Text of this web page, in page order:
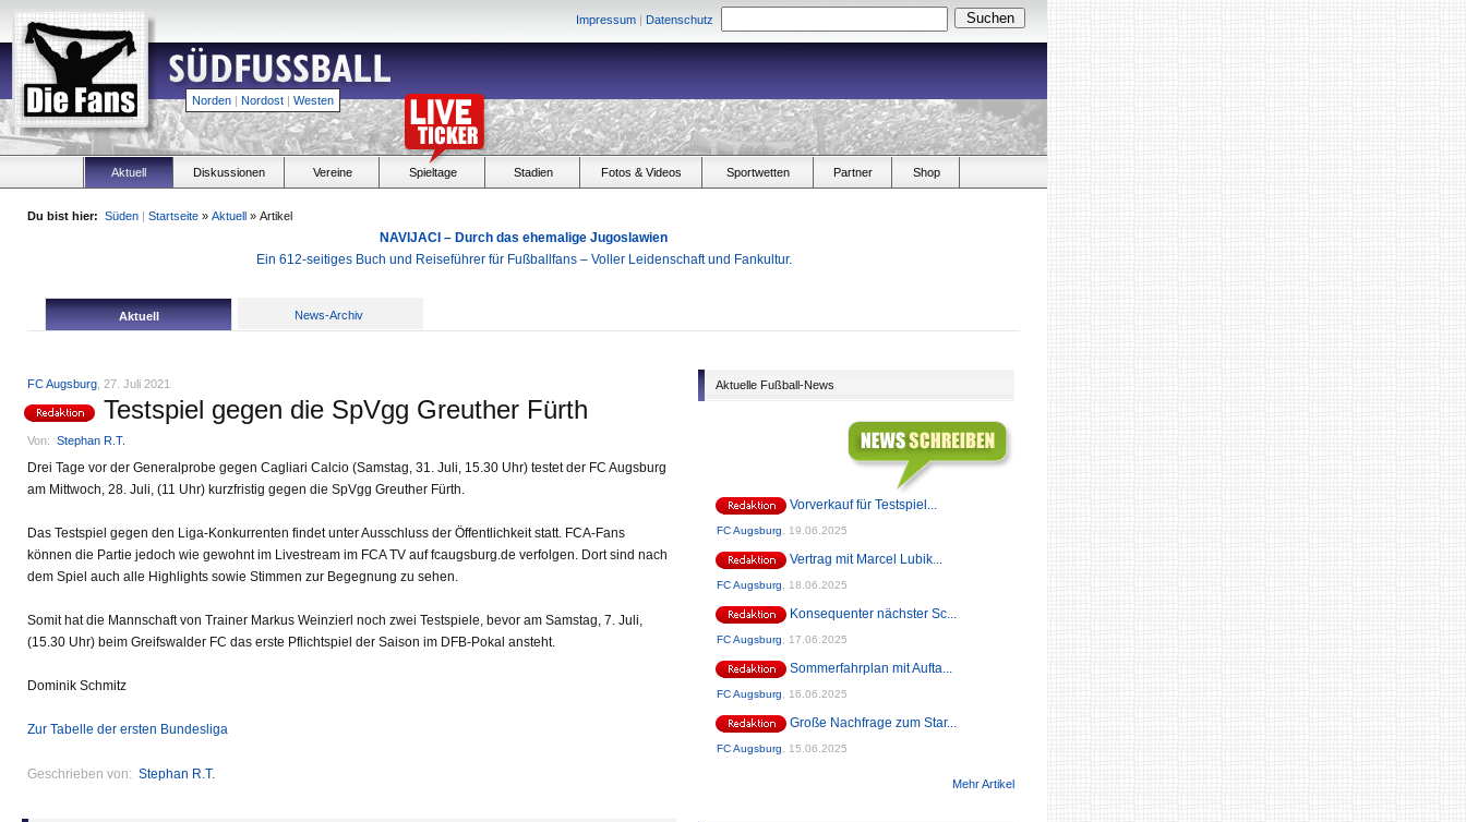
Impressum | Datenschutz
Norden | Nordost | Westen
Aktuell Diskussionen Vereine Spieltage Stadien Fotos & Videos Sportwetten Partner Shop
Du bist hier: Süden | Startseite » Aktuell » Artikel
NAVIJACI – Durch das ehemalige Jugoslawien
Ein 612-seitiges Buch und Reiseführer für Fußballfans – Voller Leidenschaft und Fankultur.
Aktuell News-Archiv
FC Augsburg , 27. Juli 2021
Testspiel gegen die SpVgg Greuther Fürth
Von: Stephan R.T.
Drei Tage vor der Generalprobe gegen Cagliari Calcio (Samstag, 31. Juli, 15.30 Uhr) testet der FC Augsburg
am Mittwoch, 28. Juli, (11 Uhr) kurzfristig gegen die SpVgg Greuther Fürth.
Das Testspiel gegen den Liga-Konkurrenten findet unter Ausschluss der Öffentlichkeit statt. FCA-Fans
können die Partie jedoch wie gewohnt im Livestream im FCA TV auf fcaugsburg.de verfolgen. Dort sind nach
dem Spiel auch alle Highlights sowie Stimmen zur Begegnung zu sehen.
Somit hat die Mannschaft von Trainer Markus Weinzierl noch zwei Testspiele, bevor am Samstag, 7. Juli,
(15.30 Uhr) beim Greifswalder FC das erste Pflichtspiel der Saison im DFB-Pokal ansteht.
Dominik Schmitz
Zur Tabelle der ersten Bundesliga
Geschrieben von: Stephan R.T.
Aktuelle Fußball-News
Vorverkauf für Testspiel...
FC Augsburg 19.06.2025
Vertrag mit Marcel Lubik...
FC Augsburg 18.06.2025
Konsequenter nächster Sc...
FC Augsburg 17.06.2025
Sommerfahrplan mit Aufta...
FC Augsburg 16.06.2025
Große Nachfrage zum Star...
FC Augsburg 15.06.2025
Mehr Artikel